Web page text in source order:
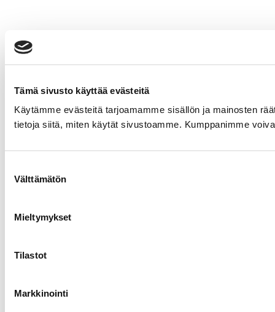
Tämä sivusto käyttää evästeitä
Käytämme evästeitä tarjoamamme sisällön ja mainosten
tietoja siitä, miten käytät sivustoamme. Kumppanimme
valinta
Välttämätön
Mieltymykset
Tilastot
Markkinointi